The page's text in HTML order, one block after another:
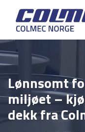
Lønnsomt
miljøet –
dekk fra